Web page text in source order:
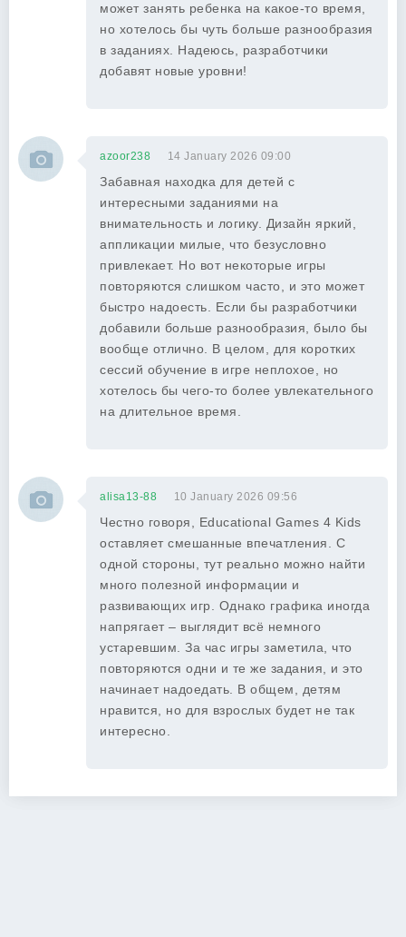
может занять ребенка на какое-то время,
но хотелось бы чуть больше разнообразия
в заданиях. Надеюсь, разработчики
добавят новые уровни!
azoor238 14 January 2026 09:00
Забавная находка для детей с
интересными заданиями на
внимательность и логику. Дизайн яркий,
аппликации милые, что безусловно
привлекает. Но вот некоторые игры
повторяются слишком часто, и это может
быстро надоесть. Если бы разработчики
добавили больше разнообразия, было бы
вообще отлично. В целом, для коротких
сессий обучение в игре неплохое, но
хотелось бы чего-то более увлекательного
на длительное время.
alisa13-88 10 January 2026 09:56
Честно говоря, Educational Games 4 Kids
оставляет смешанные впечатления. С
одной стороны, тут реально можно найти
много полезной информации и
развивающих игр. Однако графика иногда
напрягает – выглядит всё немного
устаревшим. За час игры заметила, что
повторяются одни и те же задания, и это
начинает надоедать. В общем, детям
нравится, но для взрослых будет не так
интересно.